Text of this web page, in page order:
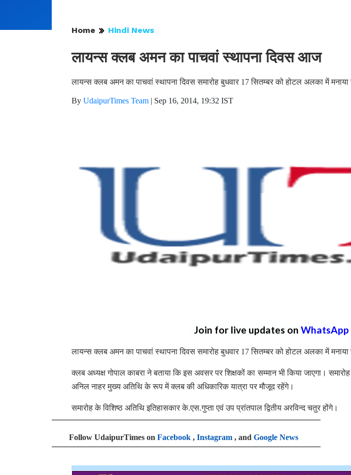
Home Hindi News
लायन्स क्लब अमन का पाचवां स्थापना दिवस आज
लायन्स क्लब अमन का पाचवां स्थापना दिवस समारोह बुधवार 17 सितम्बर को होटल अलका में मनाया
By UdaipurTimes Team | Sep 16, 2014, 19:32 IST
Join for live updates on WhatsApp
लायन्स क्लब अमन का पाचवां स्थापना दिवस समारोह बुधवार 17 सितम्बर को होटल अलका में मनाया
क्लब अध्यक्ष गोपाल काबरा ने बताया कि इस अवसर पर शिक्षकों का सम्मान भी किया जाएगा।
अनिल नाहर मुख्य अतिथि के रूप में क्लब की अधिकारिक यात्रा पर मौजूद रहेंगे।
समारोह के विशिष्ठ अतिथि इतिहासकार के.एस.गुप्ता एवं उप प्रांतपाल द्वितीय अरविन्द चतुर होंगे।
Follow UdaipurTimes on Facebook , Instagram , and Google News